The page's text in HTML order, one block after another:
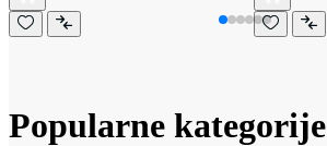
Popularne kategorije